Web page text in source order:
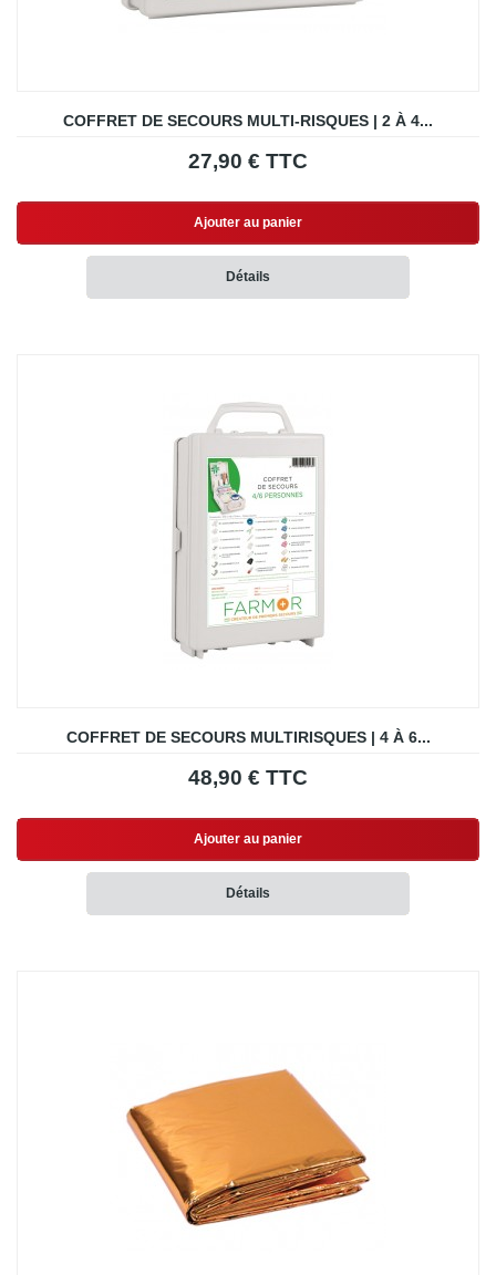
COFFRET DE SECOURS MULTI-RISQUES | 2 À 4...
27,90 € TTC
Ajouter au panier
Détails
COFFRET DE SECOURS MULTIRISQUES | 4 À 6...
48,90 € TTC
Ajouter au panier
Détails